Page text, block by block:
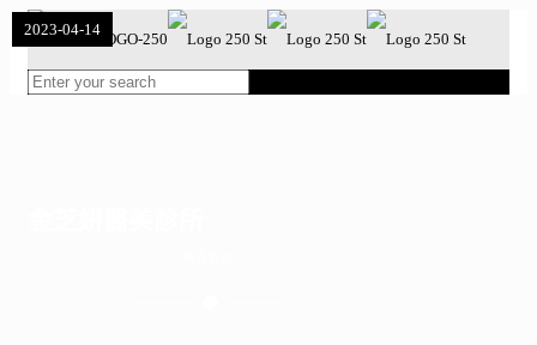
2023-04-14
2023-04-14
2023-04-14